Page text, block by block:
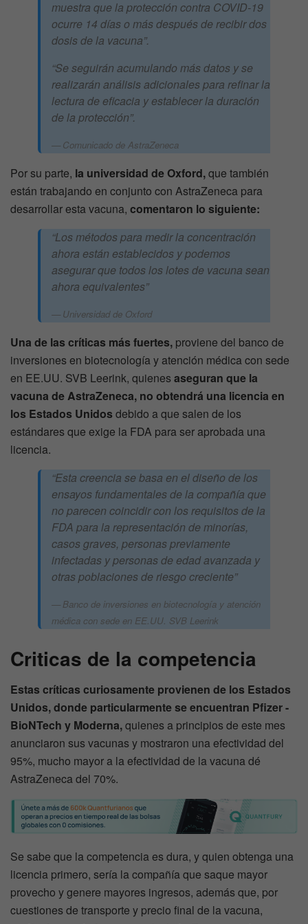
muestra que la protección contra COVID-19
ocurre 14 días o más después de recibir dos
dosis de la vacuna”.
“Se seguirán acumulando más datos y se
realizarán análisis adicionales para refinar la
lectura de eficacia y establecer la duración
de la protección”.
Comunicado de AstraZeneca
Por su parte, la universidad de Oxford,que también
están trabajando en conjunto con AstraZeneca para
desarrollar esta vacuna, comentaron lo siguiente:
“Los métodos para medir la concentración
ahora están establecidos y podemos
asegurar que todos los lotes de vacuna sean
ahora equivalentes”
Universidad de Oxford
Una de las críticas más fuertes, proviene del banco de
inversiones en biotecnología y atención médica con sede
en EE.UU. SVB Leerink, quienesaseguran que la
vacuna de AstraZeneca, no obtendrá una licencia en
los Estados Unidos debido a que salen de los
estándares que exige la FDA para ser aprobada una
licencia.
“Esta creencia se basa en el diseño de los
ensayos fundamentales de la compañía que
no parecen coincidir con los requisitos de la
FDA para la representación de minorías,
casos graves, personas previamente
infectadas y personas de edad avanzada y
otras poblaciones de riesgo creciente”
Banco de inversiones en biotecnología y atención
médica con sede en EE.UU. SVB Leerink
Criticas de la competencia
Estas críticas curiosamente provienen de los Estados
Unidos, donde particularmente se encuentran Pfizer -
BioNTech y Moderna,quienes a principios de este mes
anunciaron sus vacunas y mostraron una efectividad del
95%, mucho mayor a la efectividad de la vacuna dé
AstraZeneca del 70%.
Se sabe que la competencia es dura, y quien obtenga una
licencia primero, sería la compañía que saque mayor
provecho y genere mayores ingresos, además que, por
cuestiones de transporte y precio final de la vacuna,